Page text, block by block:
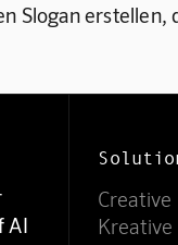
Slogan
AI
Creative
Kreative